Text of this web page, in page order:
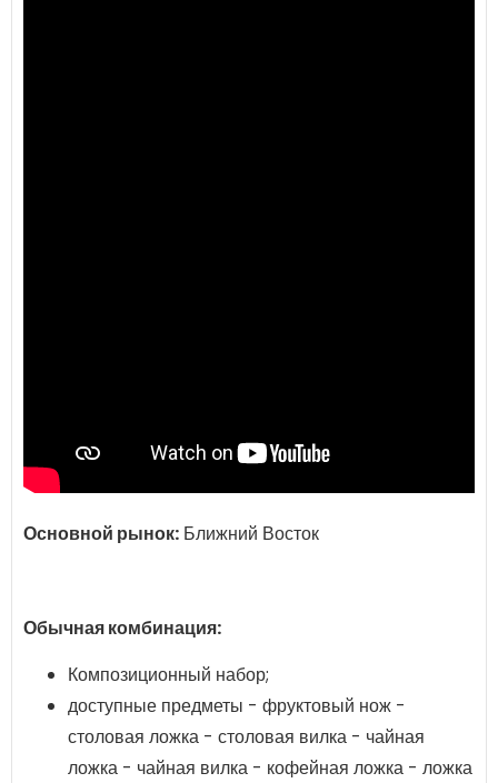
Основной рынок: Ближний Восток
Обычная комбинация:
Композиционный набор;
доступные предметы - фруктовый нож -
столовая ложка - столовая вилка - чайная
ложка - чайная вилка - кофейная ложка - ложка